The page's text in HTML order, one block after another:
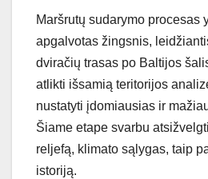
Maršrutų sudarymo procesas
apgalvotas žingsnis,
dviračių trasas po Baltijos
atlikti išsamią teritorijos
nustatyti įdomiausias ir
Šiame etape svarbu
reljefą, klimato sąlygas, taip
istoriją.